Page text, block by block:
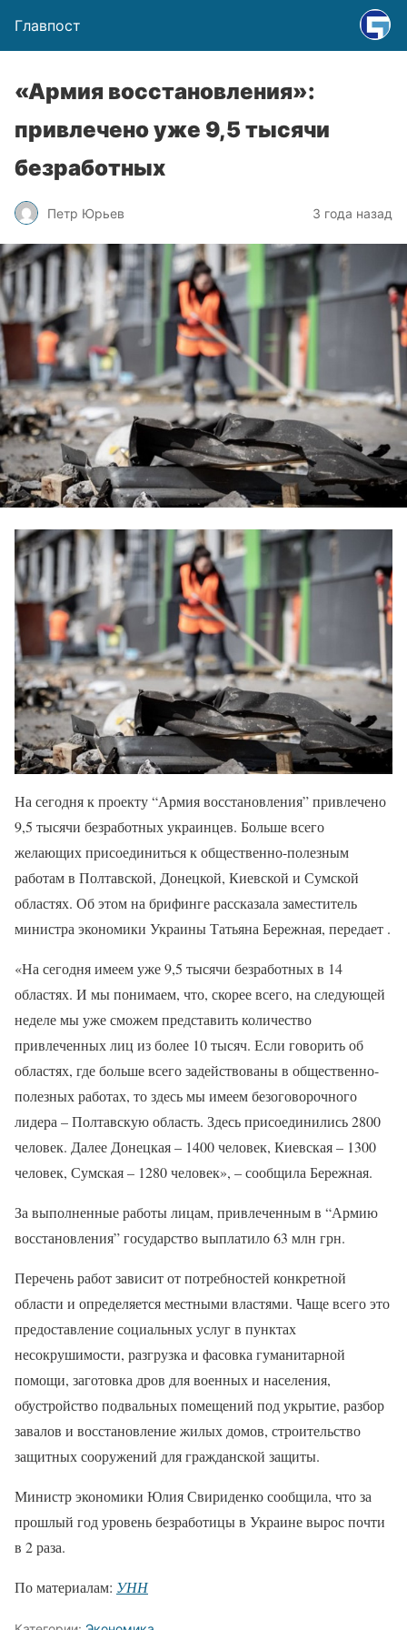
Главпост
«Армия восстановления»:
привлечено уже 9,5 тысячи
безработных
Петр Юрьев 3 года назад
На сегодня к проекту “Армия восстановления” привлечено
9,5 тысячи безработных украинцев. Больше всего
желающих присоединиться к общественно-полезным
работам в Полтавской, Донецкой, Киевской и Сумской
областях. Об этом на брифинге рассказала заместитель
министра экономики Украины Татьяна Бережная, передает .
«На сегодня имеем уже 9,5 тысячи безработных в 14
областях. И мы понимаем, что, скорее всего, на следующей
неделе мы уже сможем представить количество
привлеченных лиц из более 10 тысяч. Если говорить об
областях, где больше всего задействованы в общественно-
полезных работах, то здесь мы имеем безоговорочного
лидера – Полтавскую область. Здесь присоединились 2800
человек. Далее Донецкая – 1400 человек, Киевская – 1300
человек, Сумская – 1280 человек», – сообщила Бережная.
За выполненные работы лицам, привлеченным в “Армию
восстановления” государство выплатило 63 млн грн.
Перечень работ зависит от потребностей конкретной
области и определяется местными властями. Чаще всего это
предоставление социальных услуг в пунктах
несокрушимости, разгрузка и фасовка гуманитарной
помощи, заготовка дров для военных и населения,
обустройство подвальных помещений под укрытие, разбор
завалов и восстановление жилых домов, строительство
защитных сооружений для гражданской защиты.
Министр экономики Юлия Свириденко сообщила, что за
прошлый год уровень безработицы в Украине вырос почти
в 2 раза.
По материалам: УНН